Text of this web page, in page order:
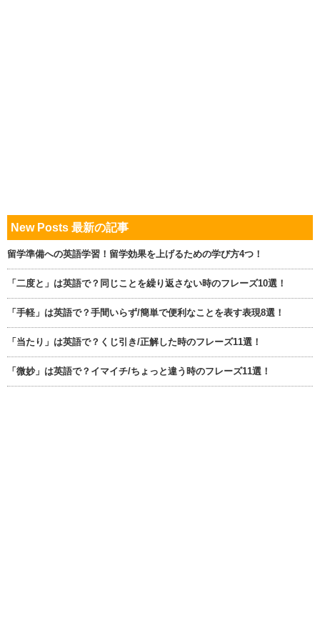
New Posts 最新の記事
留学準備への英語学習！留学効果を上げるための学び方4つ！
「二度と」は英語で？同じことを繰り返さない時のフレーズ10選！
「手軽」は英語で？手間いらず/簡単で便利なことを表す表現8選！
「当たり」は英語で？くじ引き/正解した時のフレーズ11選！
「微妙」は英語で？イマイチ/ちょっと違う時のフレーズ11選！